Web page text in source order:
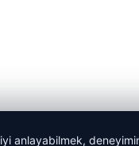
iyi anlayabilmek,